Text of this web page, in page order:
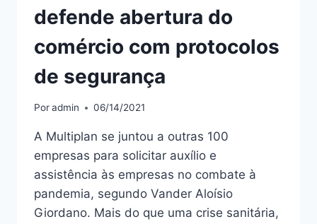
defende abertura do
comércio com protocolos
de segurança
Poradmin 06/14/2021
A Multiplan se juntou a outras 100
empresas para solicitar auxílio e
assistência às empresas no combate à
pandemia, segundo Vander Aloísio
Giordano. Mais do que uma crise sanitária,